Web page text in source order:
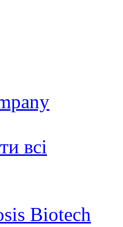
всі
Biotech